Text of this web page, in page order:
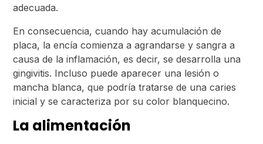
adecuada.
En consecuencia, cuando hay acumulación de
placa, la encía comienza a agrandarse y sangra a
causa de la inflamación, es decir, se desarrolla una
gingivitis. Incluso puede aparecer una lesión o
mancha blanca, que podría tratarse de una caries
inicial y se caracteriza por su color blanquecino.
La alimentación